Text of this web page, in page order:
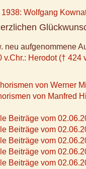
1938: Wolfgang
neu aufgenommene
v.Chr.: Herodot († 424
von Werner
von Manfred
Beiträge vom
Beiträge vom
Beiträge vom
Beiträge vom
Beiträge vom